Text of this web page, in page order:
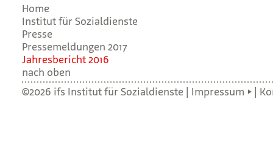
Home
Institut für Sozialdienste
Presse
Pressemeldungen 2017
Jah­res­be­richt 2016
nach oben
©2026 ifs Institut für Sozialdienste | Impressum